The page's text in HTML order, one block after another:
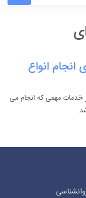
انجام انواع
خدمات مهمی که انجام می